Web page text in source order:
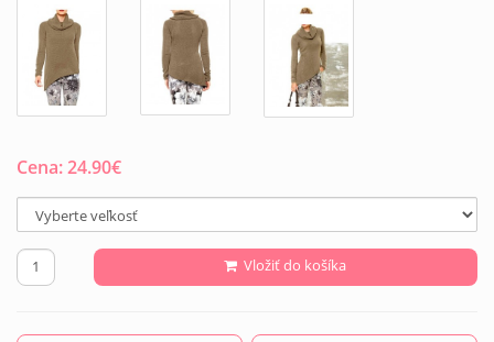
Cena:24.90€
Vložiť do košíka